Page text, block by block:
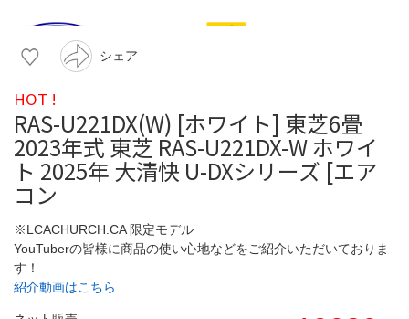
シェア
HOT !
RAS-U221DX(W) [ホワイト] 東芝6畳
2023年式 東芝 RAS-U221DX-W ホワイ
ト 2025年 大清快 U-DXシリーズ [エア
コン
※LCACHURCH.CA 限定モデル
YouTuberの皆様に商品の使い心地などをご紹介いただいておりま
す！
紹介動画はこちら